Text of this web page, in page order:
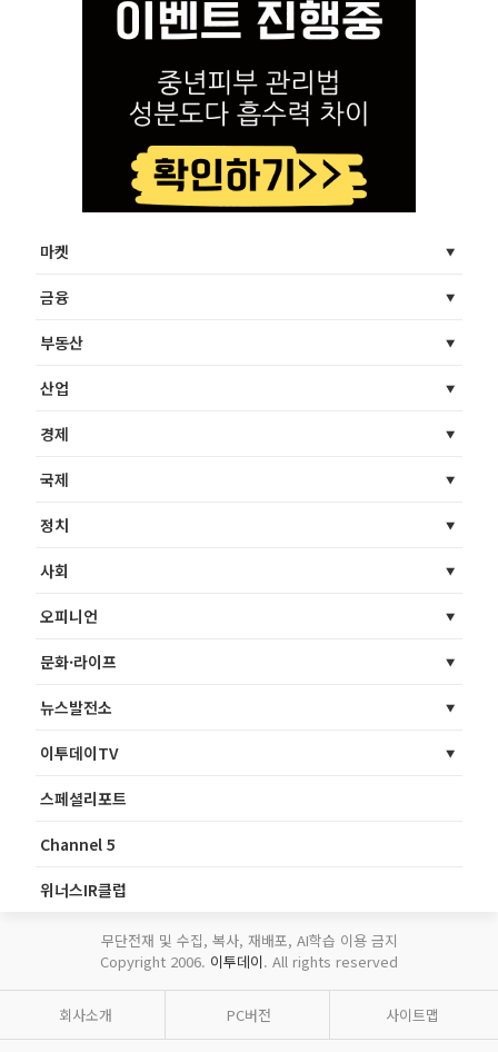
마켓
금융
부동산
산업
경제
국제
정치
사회
오피니언
문화·라이프
뉴스발전소
이투데이TV
스페셜리포트
Channel 5
위너스IR클럽
무단전재 및 수집, 복사, 재배포, AI학습 이용 금지
Copyright 2006. 이투데이. All rights reserved
회사소개 PC버전 사이트맵